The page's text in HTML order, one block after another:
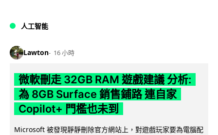
人工智能
Lawton 16 小時
微軟刪走 32GB RAM 遊戲建議 分析:
為 8GB Surface 銷售鋪路 連自家
Copilot+ 門檻也未到
Microsoft 被發現靜靜刪除官方網站上，對遊戲玩家要為電腦配